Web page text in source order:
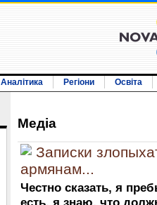
Аналітика Регіони Освіта
Медiа
‎Записки
армянам...
Честно сказать, я